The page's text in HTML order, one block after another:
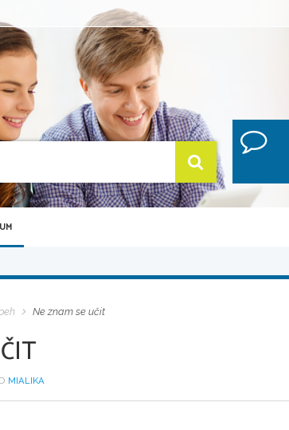
Ne znam se učit
MIALIKA